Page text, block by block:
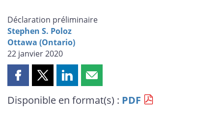
Déclaration préliminaire
Stephen S. Poloz
Ottawa (Ontario)
22 janvier 2020
Partager
page
Partager
page
Partager
page
Partager
page
Disponible en format(s) : PDF